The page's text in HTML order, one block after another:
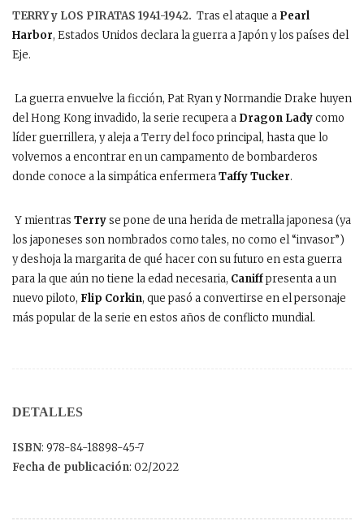
TERRY y LOS PIRATAS 1941-1942. Tras el ataque a Pearl
Harbor, Estados Unidos declara la guerra a Japón y los países del
Eje.
La guerra envuelve la ficción, Pat Ryan y Normandie Drake huyen
del Hong Kong invadido, la serie recupera a Dragon Ladycomo
líder guerrillera, y aleja a Terry del foco principal, hasta que lo
volvemos a encontrar en un campamento de bombarderos
donde conoce a la simpática enfermeraTaffy Tucker.
Y mientras Terryse pone de una herida de metralla japonesa (ya
los japoneses son nombrados como tales, no como el “invasor”)
y deshoja la margarita de qué hacer con su futuro en esta guerra
para la que aún no tiene la edad necesaria, Caniffpresenta a un
nuevo piloto, Flip Corkin, que pasó a convertirse en el personaje
más popular de la serie en estos años de conflicto mundial.
DETALLES
ISBN: 978-84-18898-45-7
Fecha de publicación: 02/2022